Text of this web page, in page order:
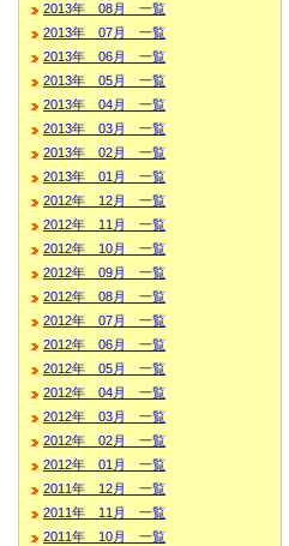
2013年 08月 一覧
2013年 07月 一覧
2013年 06月 一覧
2013年 05月 一覧
2013年 04月 一覧
2013年 03月 一覧
2013年 02月 一覧
2013年 01月 一覧
2012年 12月 一覧
2012年 11月 一覧
2012年 10月 一覧
2012年 09月 一覧
2012年 08月 一覧
2012年 07月 一覧
2012年 06月 一覧
2012年 05月 一覧
2012年 04月 一覧
2012年 03月 一覧
2012年 02月 一覧
2012年 01月 一覧
2011年 12月 一覧
2011年 11月 一覧
2011年 10月 一覧